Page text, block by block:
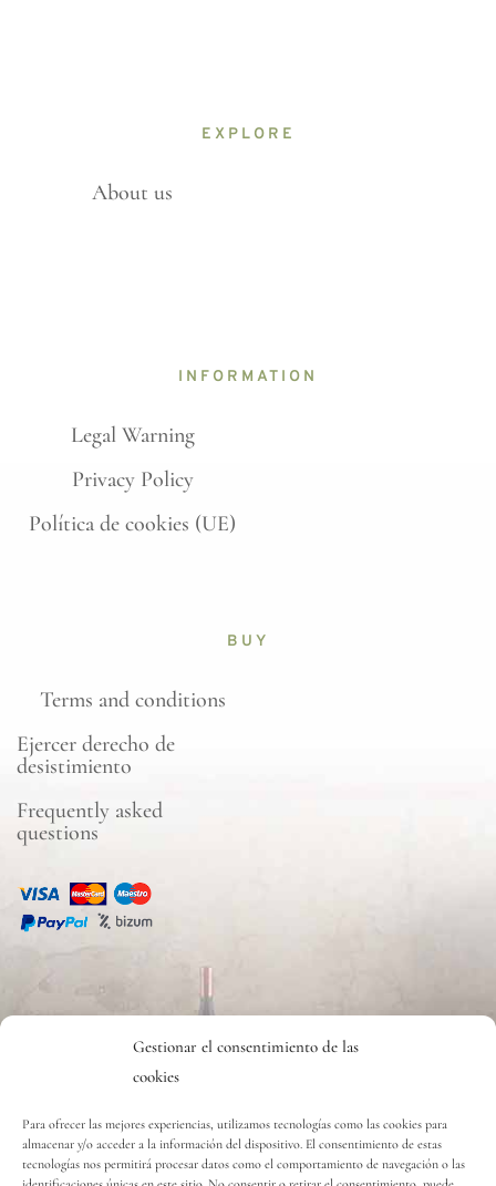
Gestionar el consentimiento de las
cookies
Para ofrecer las mejores experiencias, utilizamos tecnologías como las cookies para
almacenar y/o acceder a la información del dispositivo. El consentimiento de estas
tecnologías nos permitirá procesar datos como el comportamiento de navegación o las
EXPLORE
About us
INFORMATION
Legal Warning
Privacy Policy
Política de cookies (UE)
BUY
Terms and conditions
Ejercer derecho de
desistimiento
Frequently asked
questions
Contact
Copyright © 2020 Vinos y Delicias S.L.